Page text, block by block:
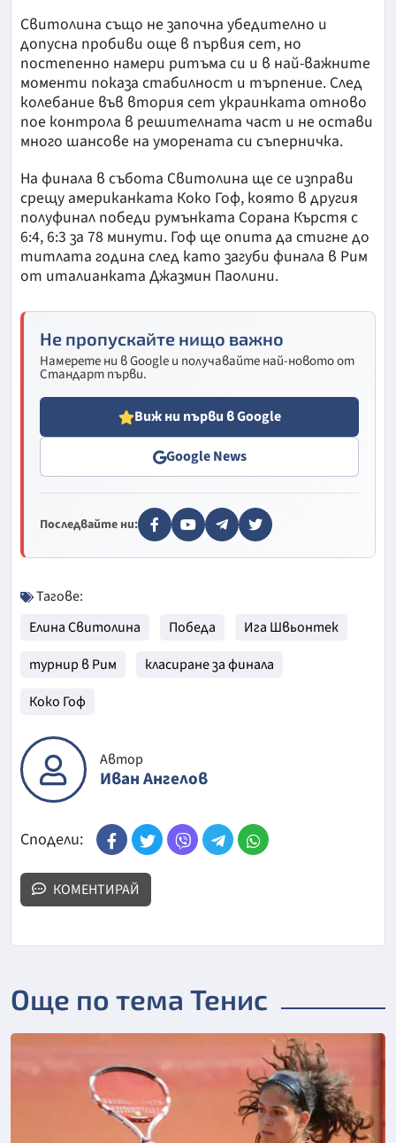
Свитолина също не започна убедително и
допусна пробиви още в първия сет, но
постепенно намери ритъма си и в най-важните
моменти показа стабилност и търпение. След
колебание във втория сет украинката отново
пое контрола в решителната част и не остави
много шансове на уморената си съперничка.
На финала в събота Свитолина ще се изправи
срещу американката Коко Гоф, която в другия
полуфинал победи румънката Сорана Кърстя с
6:4, 6:3 за 78 минути. Гоф ще опита да стигне до
титлата година след като загуби финала в Рим
от италианката Джазмин Паолини.
Не пропускайте нищо важно
Намерете ни в Google и получавайте най-новото от
Стандарт първи.
Виж ни първи в Google
Google News
Последвайте ни:
Тагове:
Елина Свитолина
Победа
Ига Швьонтек
турнир в Рим
класиране за финала
Коко Гоф
Автор
Иван Ангелов
Сподели:
КОМЕНТИРАЙ
Още по тема Тенис